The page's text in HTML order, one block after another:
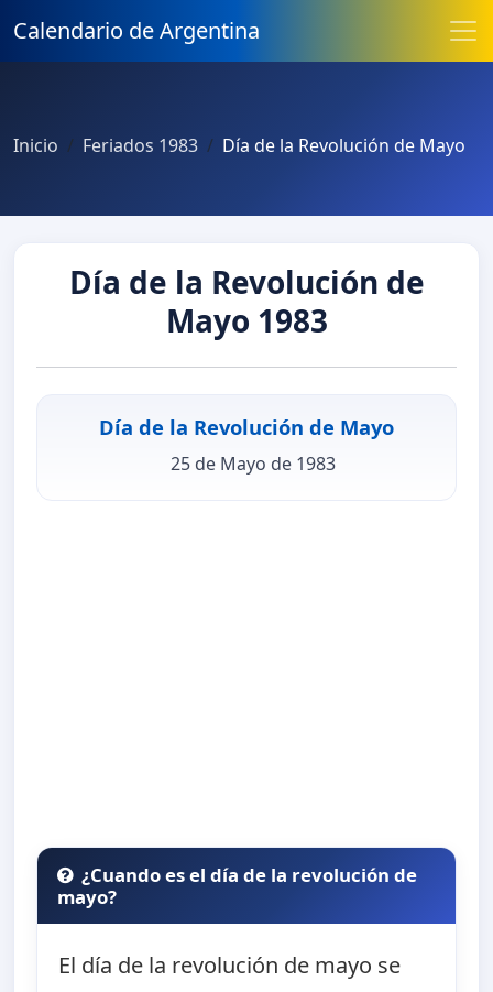
Calendario de Argentina
Inicio Feriados 1983 Día de la Revolución de Mayo
Día de la Revolución de
Mayo 1983
Día de la Revolución de Mayo
25 de Mayo de 1983
¿Cuando es el día de la revolución de
mayo?
El día de la revolución de mayo se